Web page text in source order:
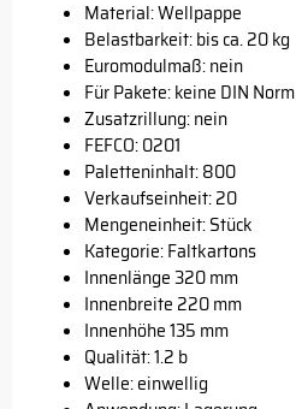
Material: Wellpappe
Belastbarkeit: bis ca. 20 kg
Euromodulmaß: nein
Für Pakete: keine DIN Norm
Zusatzrillung: nein
FEFCO: 0201
Paletteninhalt: 800
Verkaufseinheit: 20
Mengeneinheit: Stück
Kategorie: Faltkartons
Innenlänge 320 mm
Innenbreite 220 mm
Innenhöhe 135 mm
Qualität: 1.2 b
Welle: einwellig